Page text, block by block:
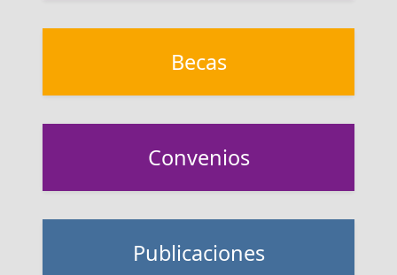
Becas
Convenios
Publicaciones